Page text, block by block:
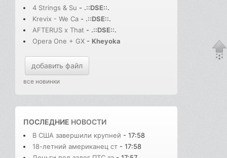
4 Strings & Su - .::DSE::.
Krevix - We Ca - .::DSE::.
AFTERUS x That - .::DSE::.
Opera One + GX - Kheyoka
добавить файл
все новинки
ПОСЛЕДНИЕ НОВОСТИ
В США завершили крупней - 17:58
18-летний американец ст - 17:58